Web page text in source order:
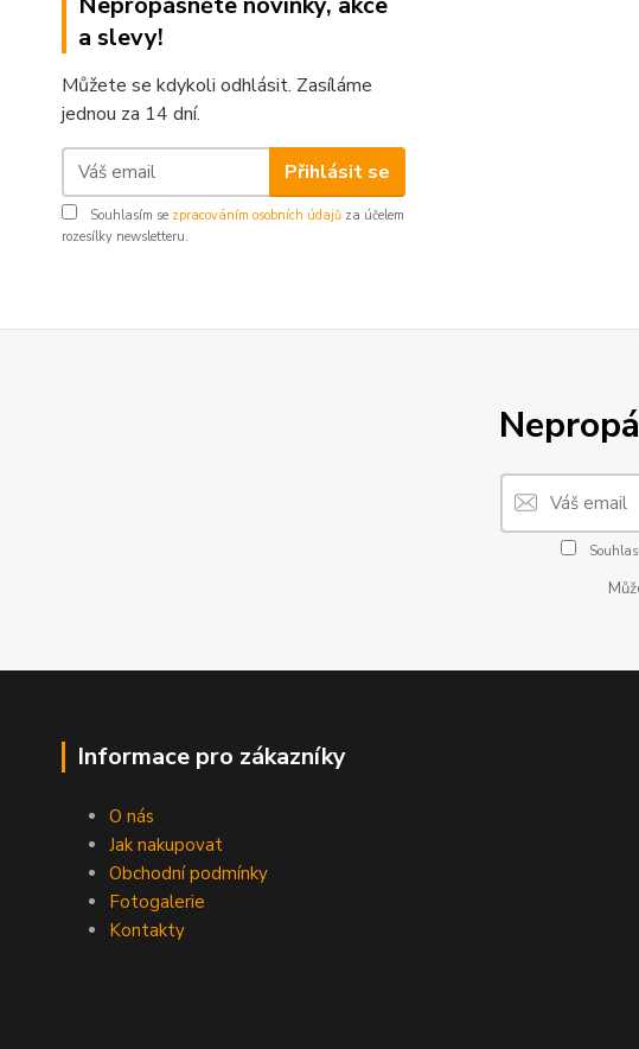
a slevy!
Můžete se kdykoli odhlásit. Zasíláme
jednou za 14 dní.
Přihlásit se
Souhlasím se zpracováním osobních údajů za účelem
rozesílky newsletteru.
Informace pro zákazníky
O nás
Jak nakupovat
Obchodní podmínky
Fotogalerie
Kontakty